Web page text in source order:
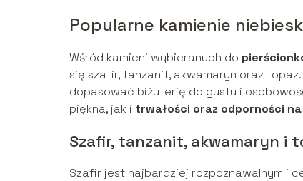
Popularne kamienie
Wśród kamieni wybieranych do
się szafir, tanzanit, akwamaryn oraz
dopasować biżuterię do gustu i
piękna, jak i trwałości oraz odporności
Szafir, tanzanit, akwamaryn i
Szafir jest najbardziej rozpoznawalnym i